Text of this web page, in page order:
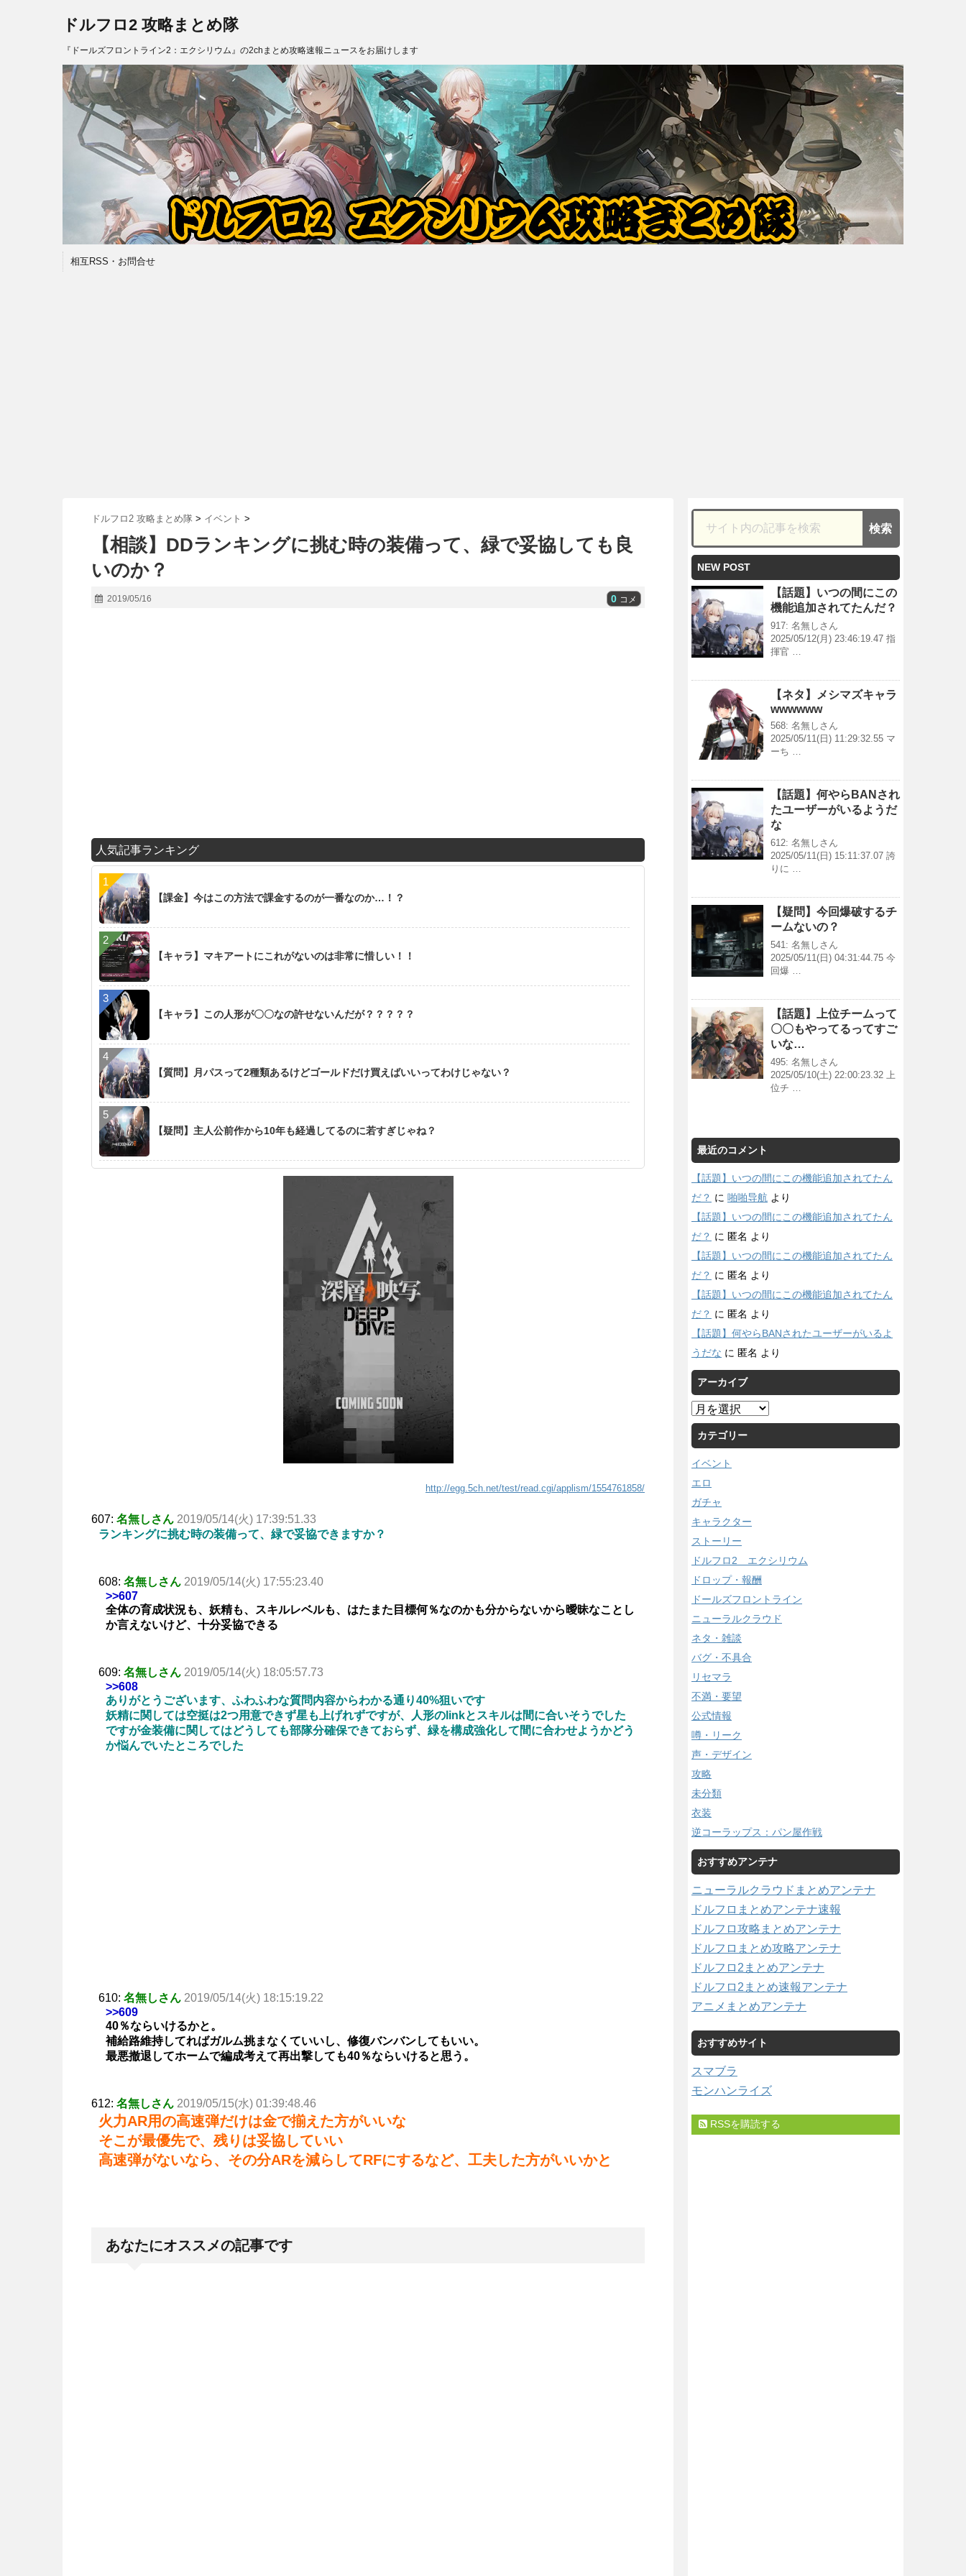
ドルフロ2 攻略まとめ隊
『ドールズフロントライン2：エクシリウム』の2chまとめ攻略速報ニュースをお届けします
相互RSS・お問合せ
ドルフロ2 攻略まとめ隊 > イベント >
【相談】DDランキングに挑む時の装備って、緑で妥協しても良
いのか？
2019/05/16 0 コメ
人気記事ランキング
【課金】今はこの方法で課金するのが一番なのか…！？
【キャラ】マキアートにこれがないのは非常に惜しい！！
【キャラ】この人形が〇〇なの許せないんだが？？？？？
【質問】月パスって2種類あるけどゴールドだけ買えばいいってわけじゃない？
【疑問】主人公前作から10年も経過してるのに若すぎじゃね？
http://egg.5ch.net/test/read.cgi/applism/1554761858/
607: 名無しさん 2019/05/14(火) 17:39:51.33
ランキングに挑む時の装備って、緑で妥協できますか？
608: 名無しさん 2019/05/14(火) 17:55:23.40
>>607
全体の育成状況も、妖精も、スキルレベルも、はたまた目標何％なのかも分からないから曖昧なことし
か言えないけど、十分妥協できる
609: 名無しさん 2019/05/14(火) 18:05:57.73
>>608
ありがとうございます、ふわふわな質問内容からわかる通り40%狙いです
妖精に関しては空挺は2つ用意できず星も上げれずですが、人形のlinkとスキルは間に合いそうでした
ですが金装備に関してはどうしても部隊分確保できておらず、緑を構成強化して間に合わせようかどう
か悩んでいたところでした
610: 名無しさん 2019/05/14(火) 18:15:19.22
>>609
40％ならいけるかと。
補給路維持してればガルム挑まなくていいし、修復バンバンしてもいい。
最悪撤退してホームで編成考えて再出撃しても40％ならいけると思う。
612: 名無しさん 2019/05/15(水) 01:39:48.46
火力AR用の高速弾だけは金で揃えた方がいいな
そこが最優先で、残りは妥協していい
高速弾がないなら、その分ARを減らしてRFにするなど、工夫した方がいいかと
あなたにオススメの記事です
NEW POST
【話題】いつの間にこの
機能追加されてたんだ？
917: 名無しさん
2025/05/12(月) 23:46:19.47 指
揮官 …
【ネタ】メシマズキャラ
wwwwww
568: 名無しさん
2025/05/11(日) 11:29:32.55 マ
ーち …
【話題】何やらBANされ
たユーザーがいるようだ
な
612: 名無しさん
2025/05/11(日) 15:11:37.07 誇
りに …
【疑問】今回爆破するチ
ームないの？
541: 名無しさん
2025/05/11(日) 04:31:44.75 今
回爆 …
【話題】上位チームって
〇〇もやってるってすご
いな…
495: 名無しさん
2025/05/10(土) 22:00:23.32 上
位チ …
最近のコメント
【話題】いつの間にこの機能追加されてたん
だ？ に 啪啪导航 より
【話題】いつの間にこの機能追加されてたん
だ？ に 匿名 より
【話題】いつの間にこの機能追加されてたん
だ？ に 匿名 より
【話題】いつの間にこの機能追加されてたん
だ？ に 匿名 より
【話題】何やらBANされたユーザーがいるよ
うだな に 匿名 より
アーカイブ
ア
ー
カ
イ
ブ
カテゴリー
イベント
エロ
ガチャ
キャラクター
ストーリー
ドルフロ2 エクシリウム
ドロップ・報酬
ドールズフロントライン
ニューラルクラウド
ネタ・雑談
バグ・不具合
リセマラ
不満・要望
公式情報
噂・リーク
声・デザイン
攻略
未分類
衣装
逆コーラップス：パン屋作戦
おすすめアンテナ
ニューラルクラウドまとめアンテナ
ドルフロまとめアンテナ速報
ドルフロ攻略まとめアンテナ
ドルフロまとめ攻略アンテナ
ドルフロ2まとめアンテナ
ドルフロ2まとめ速報アンテナ
アニメまとめアンテナ
おすすめサイト
スマブラ
モンハンライズ
RSSを購読する